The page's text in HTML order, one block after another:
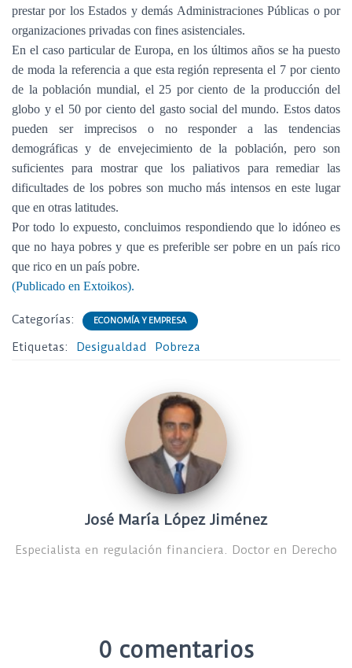
prestar por los Estados y demás Administraciones Públicas o por
organizaciones privadas con fines asistenciales.
En el caso particular de Europa, en los últimos años se ha puesto
de moda la referencia a que esta región representa el 7 por ciento
de la población mundial, el 25 por ciento de la producción del
globo y el 50 por ciento del gasto social del mundo. Estos datos
pueden ser imprecisos o no responder a las tendencias
demográficas y de envejecimiento de la población, pero son
suficientes para mostrar que los paliativos para remediar las
dificultades de los pobres son mucho más intensos en este lugar
que en otras latitudes.
Por todo lo expuesto, concluimos respondiendo que lo idóneo es
que no haya pobres y que es preferible ser pobre en un país rico
que rico en un país pobre.
(Publicado en Extoikos).
Categorías: ECONOMÍA Y EMPRESA
Etiquetas: Desigualdad Pobreza
José María López Jiménez
Especialista en regulación financiera. Doctor en Derecho
0 comentarios